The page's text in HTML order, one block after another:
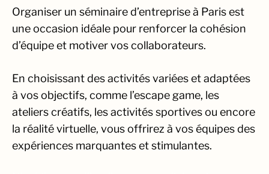
Organiser un séminaire d’entreprise à Paris est
une occasion idéale pour renforcer la cohésion
d’équipe et motiver vos collaborateurs.
En choisissant des activités variées et adaptées
à vos objectifs, comme l’escape game, les
ateliers créatifs, les activités sportives ou encore
la réalité virtuelle, vous offrirez à vos équipes des
expériences marquantes et stimulantes.